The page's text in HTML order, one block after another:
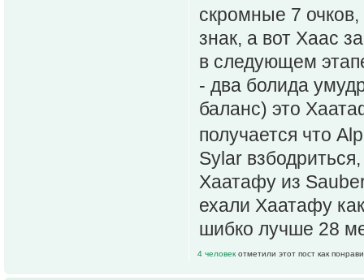
скромные 7
знак, а вот Хаас
в следующем
- два болида
баланс) это
получается что
Sylar
Хаатафу из
ехали Хаатафу
шибко лучше 28
4 человек отметили этот пост как